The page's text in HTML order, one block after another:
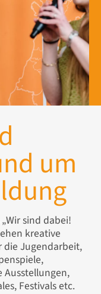
um
sind dabei!
kreative
Jugendarbeit,
Festivals etc.